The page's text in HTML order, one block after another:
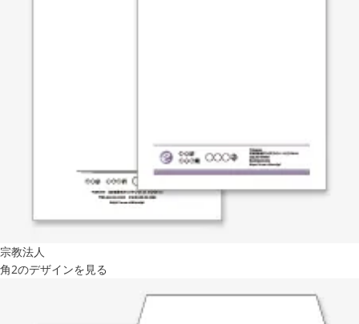
宗教法人
角2のデザインを見る